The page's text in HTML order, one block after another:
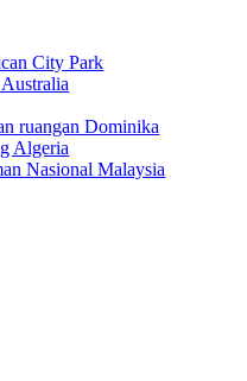
City Park
ruangan Dominika
Algeria
Nasional Malaysia